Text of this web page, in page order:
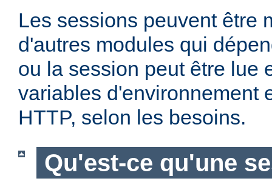
Les sessions peuvent être
d'autres modules qui
ou la session peut être lue
variables d'environnement
HTTP, selon les besoins.
Qu'est-ce qu'une